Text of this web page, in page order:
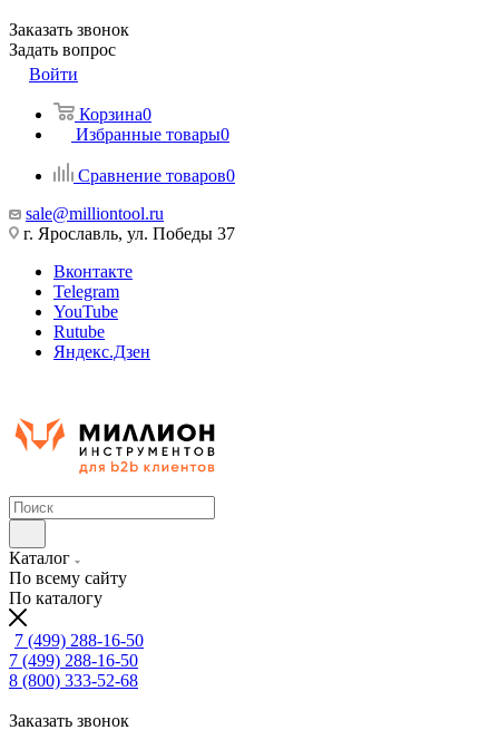
Заказать звонок
Задать вопрос
Войти
Корзина0
Избранные товары0
Сравнение товаров0
sale@milliontool.ru
г. Ярославль, ул. Победы 37
Вконтакте
Telegram
YouTube
Rutube
Яндекс.Дзен
Каталог
По всему сайту
По каталогу
7 (499) 288-16-50
7 (499) 288-16-50
8 (800) 333-52-68
Заказать звонок